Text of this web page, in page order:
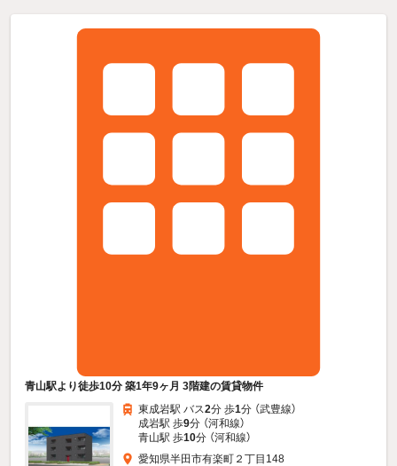
青山駅より徒歩10分 築1年9ヶ月 3階建の賃貸物件
東成岩駅 バス2分 歩1分 （武豊線）
成岩駅 歩9分 （河和線）
青山駅 歩10分 （河和線）
愛知県半田市有楽町２丁目148